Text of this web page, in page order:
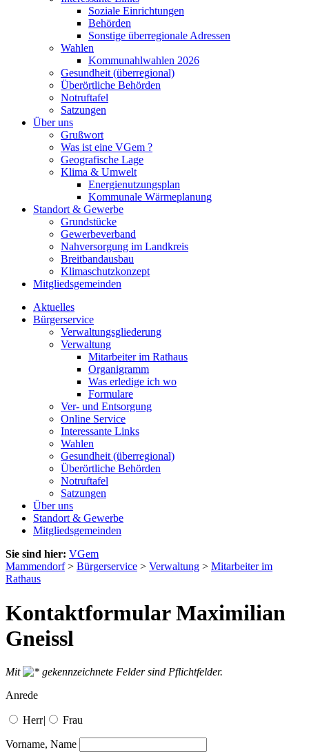
Soziale Einrichtungen
Behörden
Sonstige überregionale Adressen
Wahlen
Kommunahlwahlen 2026
Gesundheit (überregional)
Überörtliche Behörden
Notruftafel
Satzungen
Über uns
Grußwort
Was ist eine VGem ?
Geografische Lage
Klima & Umwelt
Energienutzungsplan
Kommunale Wärmeplanung
Standort & Gewerbe
Grundstücke
Gewerbeverband
Nahversorgung im Landkreis
Breitbandausbau
Klimaschutzkonzept
Mitgliedsgemeinden
Aktuelles
Bürgerservice
Verwaltungsgliederung
Verwaltung
Mitarbeiter im Rathaus
Organigramm
Was erledige ich wo
Formulare
Ver- und Entsorgung
Online Service
Interessante Links
Wahlen
Gesundheit (überregional)
Überörtliche Behörden
Notruftafel
Satzungen
Über uns
Standort & Gewerbe
Mitgliedsgemeinden
Sie sind hier: VGem
Mammendorf> Bürgerservice > Verwaltung > Mitarbeiter im
Rathaus
Kontaktformular Maximilian
Gneissl
Mit
gekennzeichnete Felder sind Pflichtfelder.
Anrede
Herr| Frau
Vorname, Name